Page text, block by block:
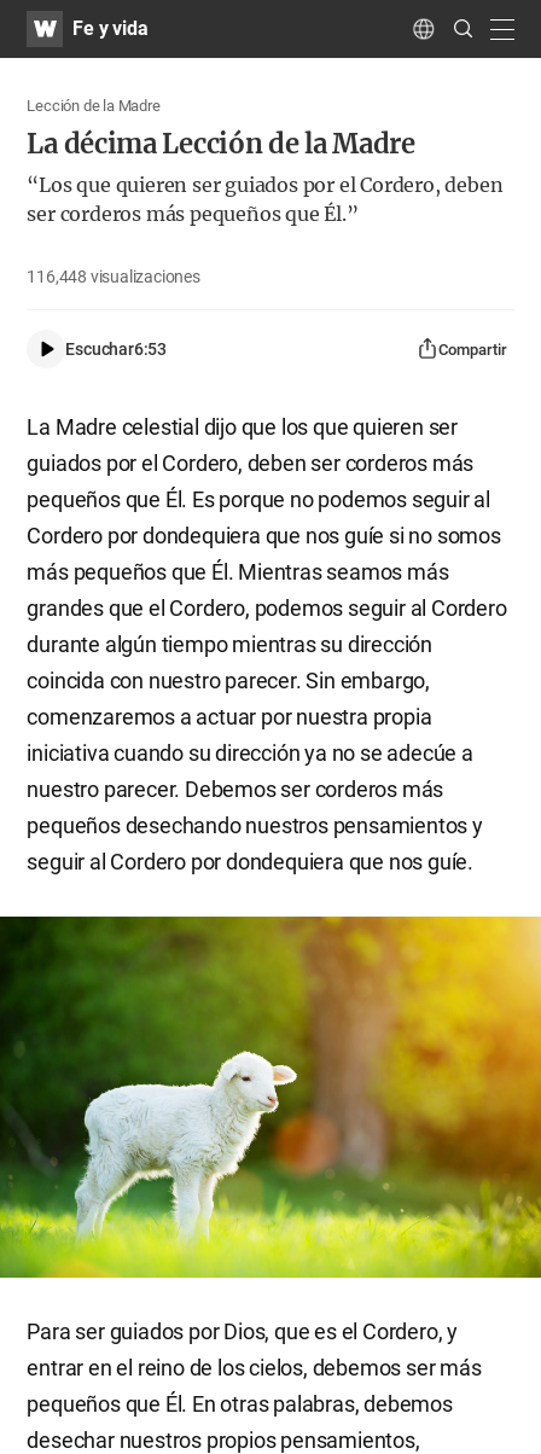
WATVFe y vida Language
Search
Submit
Lección de la Madre
La décima Lección de la Madre
“Los que quieren ser guiados por el Cordero, deben
ser corderos más pequeños que Él.”
116,448 visualizaciones
Escuchar6:53 Compartir
La Madre celestial dijo que los que quieren ser
guiados por el Cordero, deben ser corderos más
pequeños que Él. Es porque no podemos seguir al
Cordero por dondequiera que nos guíe si no somos
más pequeños que Él. Mientras seamos más
grandes que el Cordero, podemos seguir al Cordero
durante algún tiempo mientras su dirección
coincida con nuestro parecer. Sin embargo,
comenzaremos a actuar por nuestra propia
iniciativa cuando su dirección ya no se adecúe a
nuestro parecer. Debemos ser corderos más
pequeños desechando nuestros pensamientos y
seguir al Cordero por dondequiera que nos guíe.
Para ser guiados por Dios, que es el Cordero, y
entrar en el reino de los cielos, debemos ser más
pequeños que Él. En otras palabras, debemos
desechar nuestros propios pensamientos,